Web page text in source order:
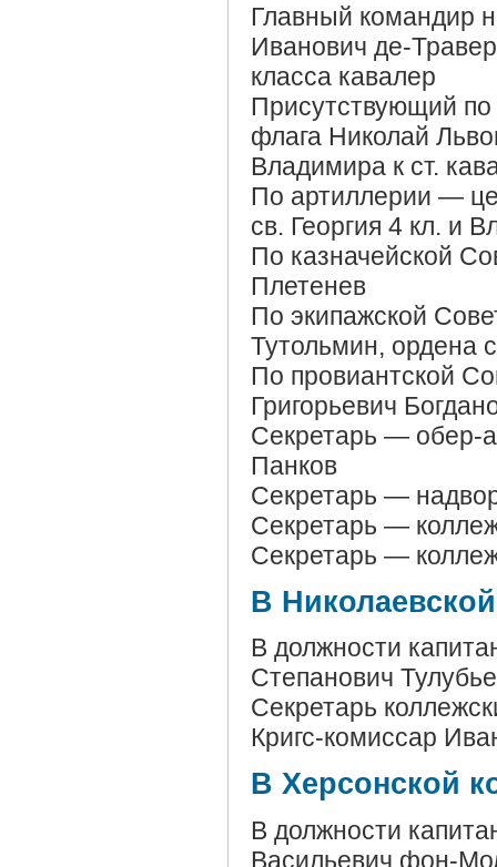
Главный командир
Иванович де-
класса кавалер
Присутствующий по
флага Николай
Владимира к ст.
По артиллерии —
св. Георгия 4 кл. и
По казначейской
Плетенев
По экипажской
Тутольмин, ордена
По провиантской
Григорьевич
Секретарь — обер-
Панков
Секретарь —
Секретарь —
Секретарь —
В
В должности
Степанович
Секретарь
Кригс-комиссар
В Херсонской
В должности
Васильевич фон-